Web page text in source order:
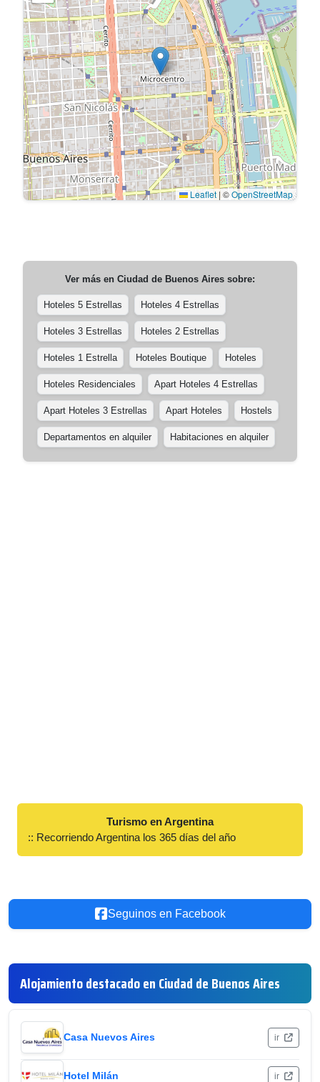
Leaflet | ©OpenStreetMap
Ver más en Ciudad de Buenos Aires sobre:
Hoteles 5 Estrellas Hoteles 4 Estrellas
Hoteles 3 Estrellas Hoteles 2 Estrellas
Hoteles 1 Estrella Hoteles Boutique Hoteles
Hoteles Residenciales Apart Hoteles 4 Estrellas
Apart Hoteles 3 Estrellas Apart Hoteles Hostels
Departamentos en alquiler Habitaciones en alquiler
Turismo en Argentina
:: Recorriendo Argentina los 365 días del año
Seguinos en Facebook
Alojamiento destacado en Ciudad de Buenos Aires
Casa Nuevos Aires ir
Hotel Milán ir